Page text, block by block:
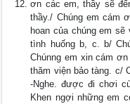
ơn các em, thầy sẽ
thầy./ Chúng em cám
hoan của chúng em
tình huống b, c. b/
Chúnng em xin cám
thăm viện bảo tàng. c/
-Nghe. được đi chơi
Khen ngợi những em